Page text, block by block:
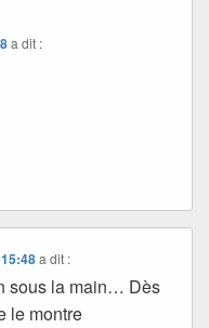
a dit :
a dit :
sous la main… Dès
le montre